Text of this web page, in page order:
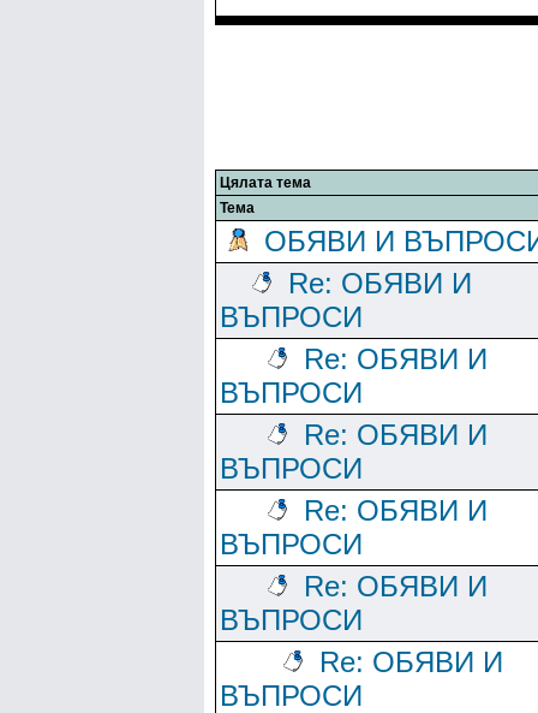
Цялата тема
Тема
ОБЯВИ И
Re: ОБЯВИ И
ВЪПРОСИ
Re: ОБЯВИ И
ВЪПРОСИ
Re: ОБЯВИ И
ВЪПРОСИ
Re: ОБЯВИ И
ВЪПРОСИ
Re: ОБЯВИ И
ВЪПРОСИ
Re: ОБЯВИ И
ВЪПРОСИ